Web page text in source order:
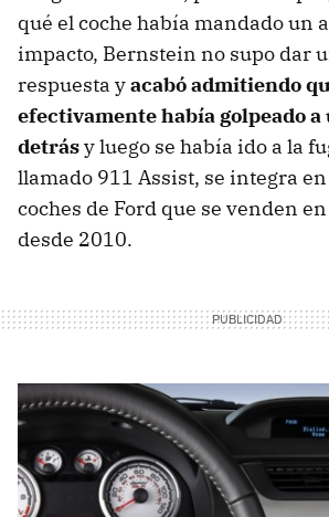
qué el coche había mandado un
impacto, Bernstein no supo dar
respuesta yacabó admitiendo
efectivamente había golpeado a
detrásy luego se había ido a la
llamado 911 Assist, se integra
coches de Ford que se venden
desde 2010.